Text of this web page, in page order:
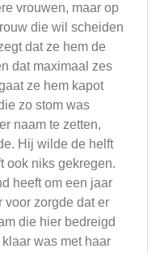
vrouwen, maar op
die wil scheiden
dat ze hem de
dat maximaal zes
ze hem kapot
zo stom was
naam te zetten,
Hij wilde de helft
ook niks gekregen.
heeft om een jaar
voor zorgde dat er
die hier bedreigd
was met haar